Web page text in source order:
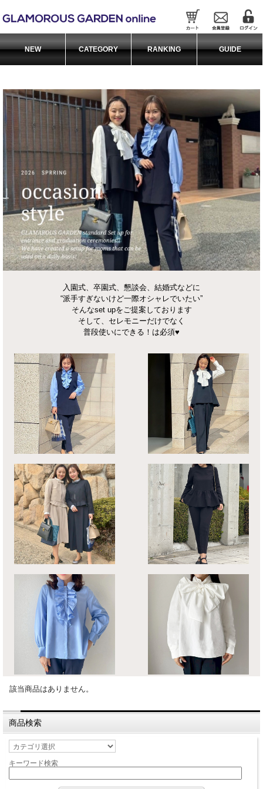
入園式、卒園式、懇談会、結婚式などに
“派手すぎないけど一際オシャレでいたい”
そんなset upをご提案しております
そして、セレモニーだけでなく
普段使いにできる！は必須♥
該当商品はありません。
商品検索
キーワード検索